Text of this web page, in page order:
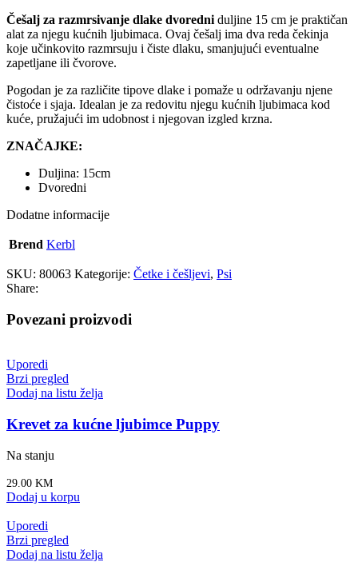
Češalj za razmrsivanje dlake dvoredni duljine 15 cm je praktičan
alat za njegu kućnih ljubimaca. Ovaj češalj ima dva reda čekinja
koje učinkovito razmrsuju i čiste dlaku, smanjujući eventualne
zapetljane ili čvorove.
Pogodan je za različite tipove dlake i pomaže u održavanju njene
čistoće i sjaja. Idealan je za redovitu njegu kućnih ljubimaca kod
kuće, pružajući im udobnost i njegovan izgled krzna.
ZNAČAJKE:
Duljina: 15cm
Dvoredni
Dodatne informacije
Brend Kerbl
SKU: 80063 Kategorije: Četke i češljevi, Psi
Share:
Povezani proizvodi
Uporedi
Brzi pregled
Dodaj na listu želja
Krevet za kućne ljubimce Puppy
Na stanju
29.00 KM
Dodaj u korpu
Uporedi
Brzi pregled
Dodaj na listu želja